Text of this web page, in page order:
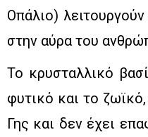
Οπάλιο)
στην αύρα του
Το κρυσταλλικό
φυτικό και το
Γης και δεν έχει